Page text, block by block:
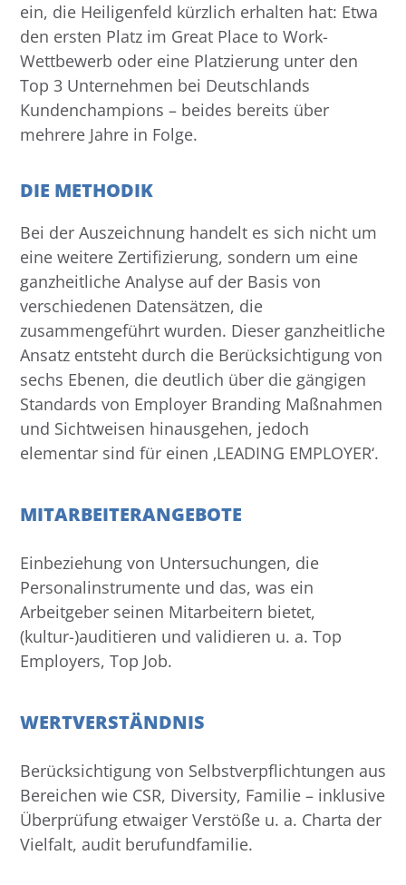
ein, die Heiligenfeld kürzlich erhalten hat: Etwa
den ersten Platz im Great Place to Work-
Wettbewerb oder eine Platzierung unter den
Top 3 Unternehmen bei Deutschlands
Kundenchampions – beides bereits über
mehrere Jahre in Folge.
DIE METHODIK
Bei der Auszeichnung handelt es sich nicht um
eine weitere Zertifizierung, sondern um eine
ganzheitliche Analyse auf der Basis von
verschiedenen Datensätzen, die
zusammengeführt wurden. Dieser ganzheitliche
Ansatz entsteht durch die Berücksichtigung von
sechs Ebenen, die deutlich über die gängigen
Standards von Employer Branding Maßnahmen
und Sichtweisen hinausgehen, jedoch
elementar sind für einen ‚LEADING EMPLOYER‘.
MITARBEITERANGEBOTE
Einbeziehung von Untersuchungen, die
Personalinstrumente und das, was ein
Arbeitgeber seinen Mitarbeitern bietet,
(kultur-)auditieren und validieren u. a. Top
Employers, Top Job.
WERTVERSTÄNDNIS
Berücksichtigung von Selbstverpflichtungen aus
Bereichen wie CSR, Diversity, Familie – inklusive
Überprüfung etwaiger Verstöße u. a. Charta der
Vielfalt, audit berufundfamilie.